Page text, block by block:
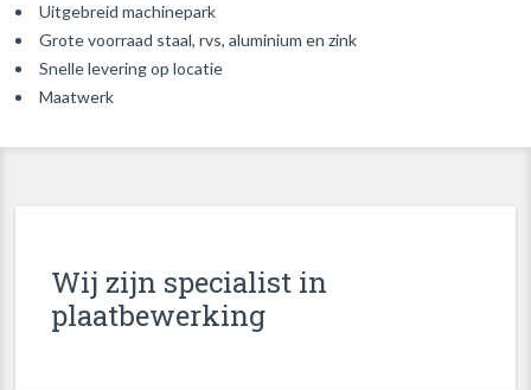
Uitgebreid machinepark
Grote voorraad staal, rvs, aluminium en zink
Snelle levering op locatie
Maatwerk
Wij zijn specialist in
plaatbewerking